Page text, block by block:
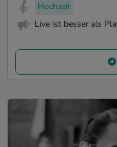
Hochzeit
Live ist besser als